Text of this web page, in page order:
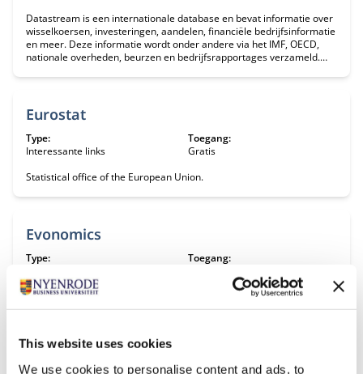
This website uses cookies
We use cookies to personalise content and ads, to
Datastream is een internationale database en bevat informatie over
wisselkoersen, investeringen, aandelen, financiële bedrijfsinformatie
en meer. Deze informatie wordt onder andere via het IMF, OECD,
nationale overheden, beurzen en bedrijfsrapportages verzameld.
Eurostat
Type:
Interessante links
Toegang:
Gratis
Statistical office of the European Union.
Evonomics
Type:
Toegang:
Evonomics is een gratis toegankelijk online platform voor nieuwe
inzichten in een veranderende economie. De website bevat
psychologen, investeerders, biologen, financiële managers en
ondernemers.